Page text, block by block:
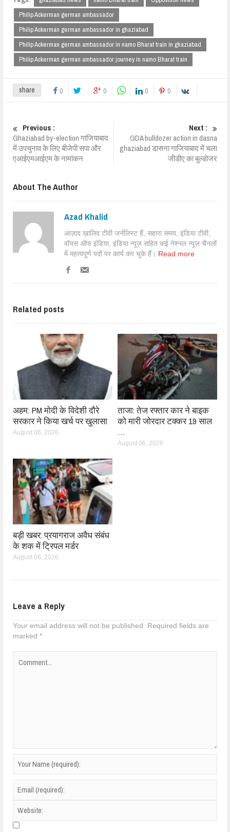
Philip Ackerman german ambassador
Philip Ackerman german ambassador in ghaziabad
Philip Ackerman german ambassador in namo Bharat train in ghaziabad
Philip Ackerman german ambassador journey in namo Bharat train
share 0 0 0 0
Previous :
Ghaziabad by-election गाजियाबाद
में उपचुनाव के लिए बीजेपी सपा और
एआईएमआईएम के नामांकन
Next :
GDA bulldozer action in dasna
ghaziabad डासना गाजियाबाद में चला
जीडीए का बुल्डोजर
About The Author
Azad Khalid
आज़ाद ख़ालिद टीवी जर्नलिस्ट हैं, सहारा समय, इंडिया टीवी,
वॉयस ऑफ इंडिया, इंडिया न्यूज़ सहित कई नेश्नल न्यूज़ चैनलों
में महत्वपूर्ण पदों पर कार्य कर चुके हैं। Read more
Related posts
अहम: PM मोदी के विदेशी दौरे
सरकार ने किया खर्च पर खुलासा
August 06, 2026
ताजा: तेज रफ्तार कार ने बाइक
को मारी जोरदार टक्कर 19 साल
…
August 06, 2026
बड़ी खबर: प्रयागराज अवैध संबंध
के शक में ट्रिपल मर्डर
August 06, 2026
Leave a Reply
Your email address will not be published.
Required fields are
marked*